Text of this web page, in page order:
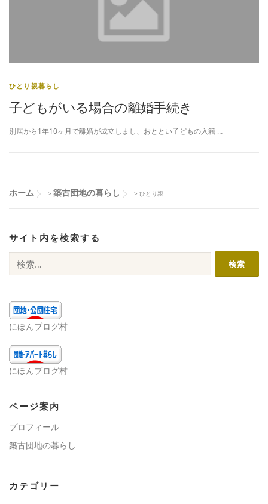
ひとり親暮らし
子どもがいる場合の離婚手続き
別居から1年10ヶ月で離婚が成立しまし、おととい子どもの入籍 …
ホーム > 築古団地の暮らし > ひとり親
サイト内を検索する
索:
にほんブログ村
にほんブログ村
ページ案内
プロフィール
築古団地の暮らし
カテゴリー